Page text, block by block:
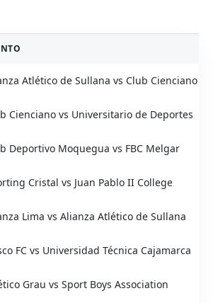
Atlético de Sullana vs Club Cienciano
Cienciano vs Universitario de Deportes
Deportivo Moquegua vs FBC Melgar
Cristal vs Juan Pablo II College
Lima vs Alianza Atlético de Sullana
FC vs Universidad Técnica Cajamarca
Grau vs Sport Boys Association